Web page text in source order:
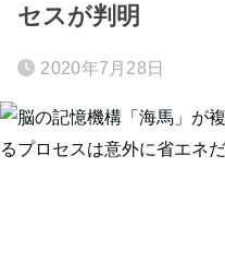
セスが判明
2020年7月28日